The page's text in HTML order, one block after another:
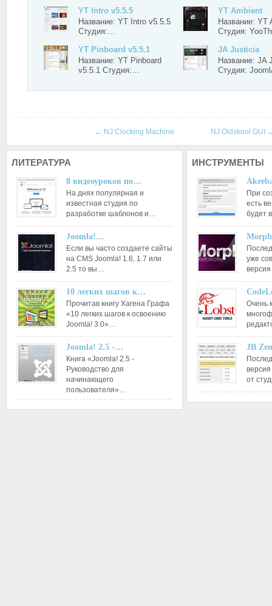
YT Intro v5.5.5
Название: YT Intro v5.5.5
Студия:…
YT Ambient
Название: YT
Студия:
YT Pinboard v5.5.1
Название: YT Pinboard
v5.5.1 Студия:…
JA Justicia
Название: JA
Студия:
← NJ Clocking Machine NJ Oldskool GUI
ЛИТЕРАТУРА
8 видеоуроков по…
На днях популярная и
известная студия по
разработке шаблонов и…
Joomla!…
Если вы часто создаете сайты
на CMS Joomla! 1.6, 1.7 или
2.5 то вы…
10 легких шагов к…
Прочитав книгу Хагена Графа
«10 легких шагов к освоению
Joomla! 3.0»…
Joomla! 2.5 -…
Книга «Joomla! 2.5 -
Руководство для
начинающего
пользователя»…
ИНСТРУМЕНТЫ
При
есть
будет
уже
Очень
JB
от